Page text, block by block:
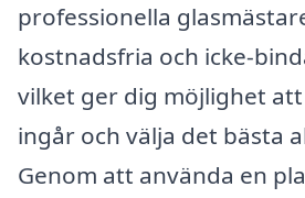
professionella
kostnadsfria och icke-
vilket ger dig möjlighet att
ingår och välja det bästa
Genom att använda en